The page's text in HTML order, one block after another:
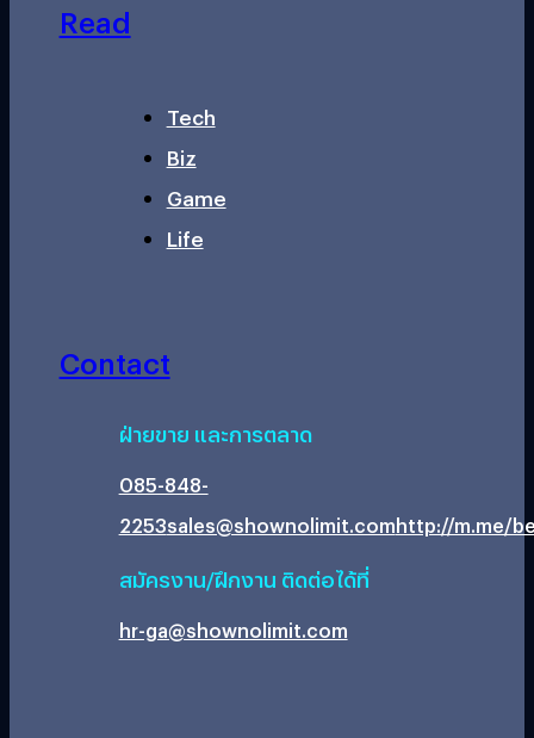
Read
Tech
Biz
Game
Life
Contact
ฝ่ายขาย และการตลาด
085-848-
2253sales@shownolimit.comhttp://m.me/
สมัครงาน/ฝึกงาน ติดต่อได้ที่
hr-ga@shownolimit.com